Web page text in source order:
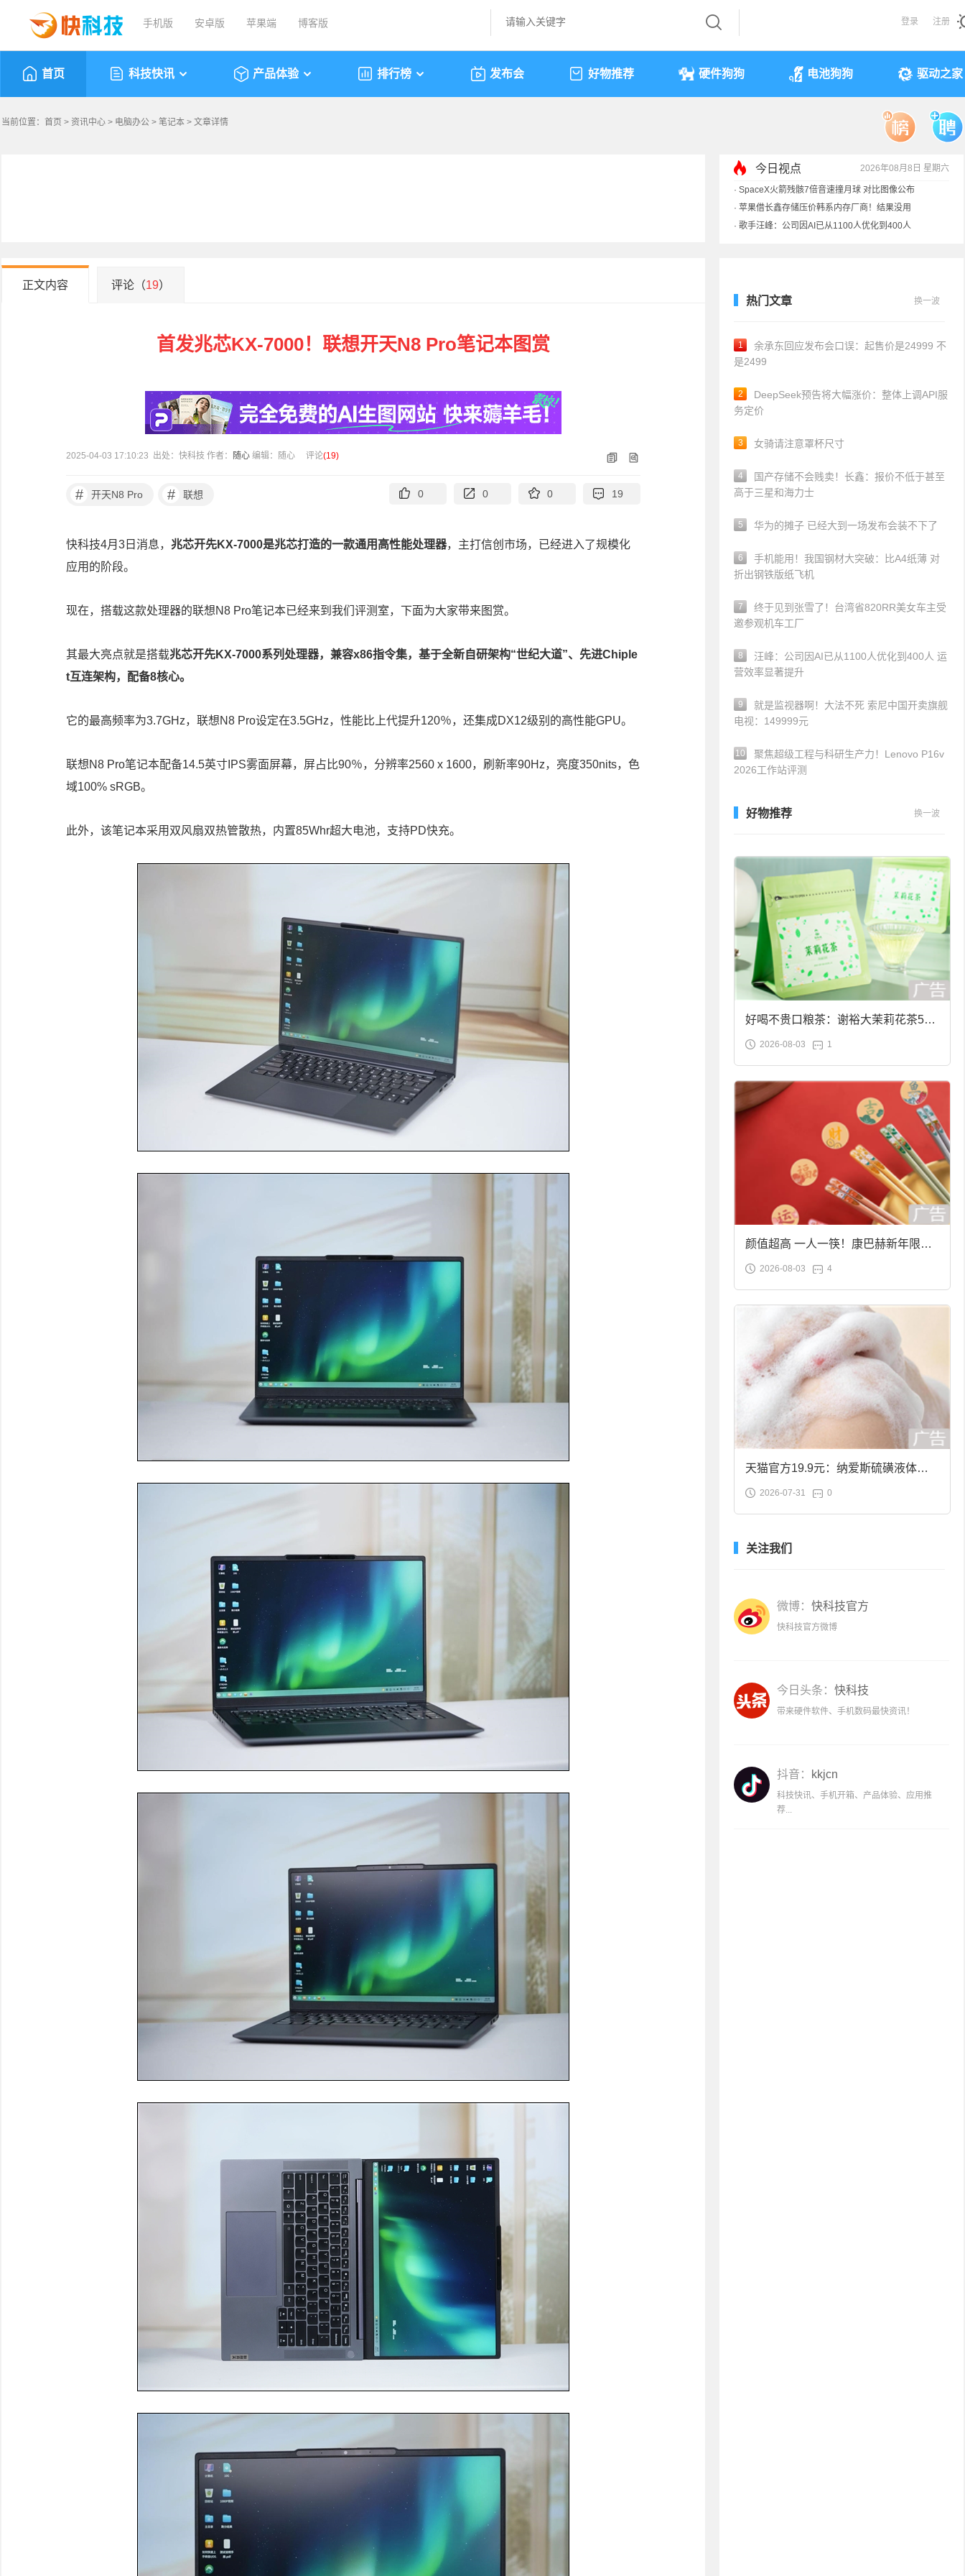
手机版 安卓版 苹果端 博客版 登录 注册
首页 科技快讯 产品体验 排行榜 发布会 好物推荐 硬件狗狗 电池狗狗 驱动之家
当前位置： 首页 > 资讯中心 > 电脑办公 > 笔记本 > 文章详情
今日视点 2026年08月8日 星期六
· SpaceX火箭残骸7倍音速撞月球 对比图像公布
· 苹果借长鑫存储压价韩系内存厂商！结果没用
· 歌手汪峰：公司因AI已从1100人优化到400人
正文内容 评论（19）
首发兆芯KX-7000！联想开天N8 Pro笔记本图赏
2025-04-03 17:10:23 出处：快科技 作者： 随心 编辑：随心 评论(19)
# 开天N8 Pro # 联想 0 0 0 19
快科技4月3日消息， 兆芯开先KX-7000是兆芯打造的一款通用高性能处理器，主打信创市场，已经进入了规模化
应用的阶段。
现在，搭载这款处理器的联想N8 Pro笔记本已经来到我们评测室，下面为大家带来图赏。
其最大亮点就是搭载兆芯开先KX-7000系列处理器，兼容x86指令集，基于全新自研架构“世纪大道”、先进Chiple
t互连架构，配备8核心。
它的最高频率为3.7GHz，联想N8 Pro设定在3.5GHz，性能比上代提升120％，还集成DX12级别的高性能GPU。
联想N8 Pro笔记本配备14.5英寸IPS雾面屏幕，屏占比90％，分辨率2560 x 1600，刷新率90Hz，亮度350nits，色
域100% sRGB。
此外，该笔记本采用双风扇双热管散热，内置85Whr超大电池，支持PD快充。
热门文章 换一波
1
余承东回应发布会口误：起售价是24999 不
是2499
2
DeepSeek预告将大幅涨价：整体上调API服
务定价
3 女骑请注意罩杯尺寸
4
国产存储不会贱卖！长鑫：报价不低于甚至
高于三星和海力士
5 华为的摊子 已经大到一场发布会装不下了
6
手机能用！我国钢材大突破：比A4纸薄 对
折出钢铁版纸飞机
7
终于见到张雪了！台湾省820RR美女车主受
邀参观机车工厂
8
汪峰：公司因AI已从1100人优化到400人 运
营效率显著提升
9
就是监视器啊！大法不死 索尼中国开卖旗舰
电视：149999元
10
聚焦超级工程与科研生产力！Lenovo P16v
2026工作站评测
好物推荐 换一波
好喝不贵口粮茶：谢裕大茉莉花茶50g
袋装9.9元到手
2026-08-03 1
颜值超高 一人一筷！康巴赫新年限定
合金筷子大促：19.9元
2026-08-03 4
天猫官方19.9元：纳爱斯硫磺液体香
皂2斤大促
2026-07-31 0
关注我们
微博： 快科技官方
快科技官方微博
今日头条： 快科技
带来硬件软件、手机数码最快资讯！
抖音： kkjcn
科技快讯、手机开箱、产品体验、应用推
荐...